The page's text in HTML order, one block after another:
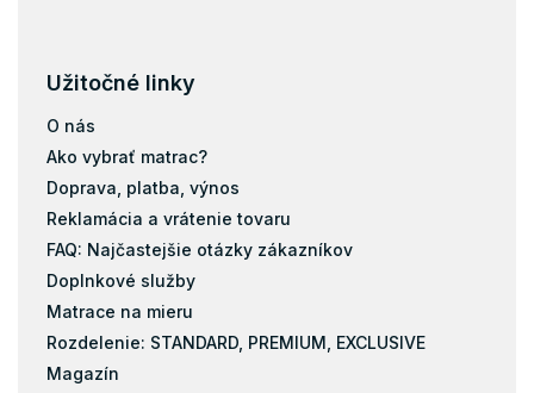
Užitočné linky
O nás
Ako vybrať matrac?
Doprava, platba, výnos
Reklamácia a vrátenie tovaru
FAQ: Najčastejšie otázky zákazníkov
Doplnkové služby
Matrace na mieru
Rozdelenie: STANDARD, PREMIUM, EXCLUSIVE
Magazín